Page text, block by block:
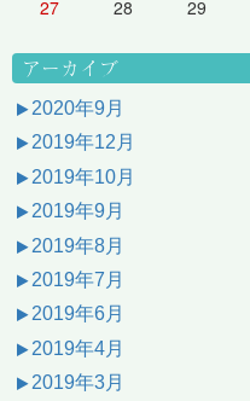
27 28 29
アーカイブ
2020年9月
2019年12月
2019年10月
2019年9月
2019年8月
2019年7月
2019年6月
2019年4月
2019年3月